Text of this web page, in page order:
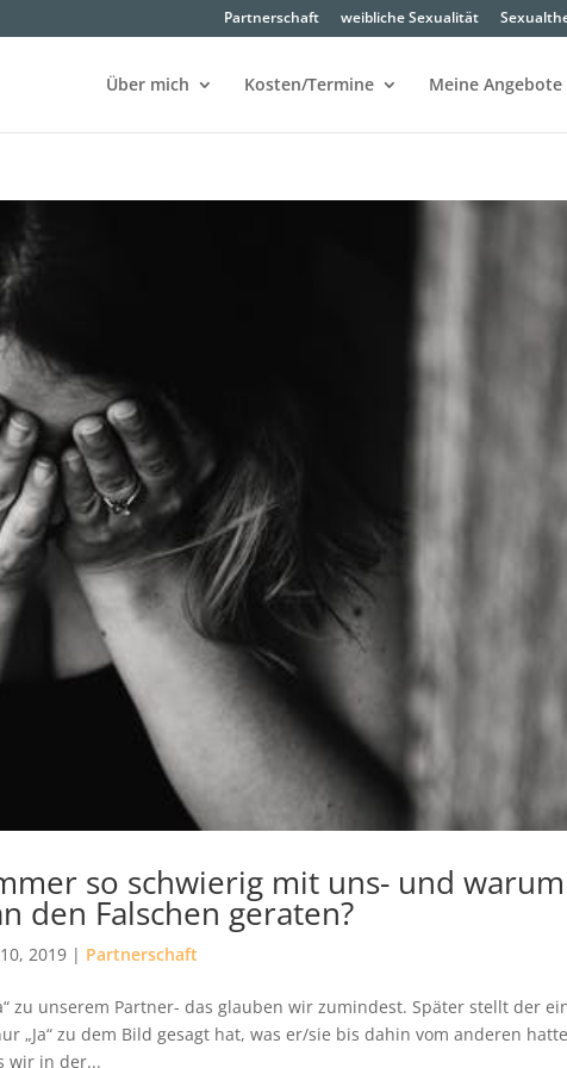
Partnerschaft weibliche Sexualität
Über mich Kosten/Termine Meine Angebote
so schwierig mit uns- und
den Falschen geraten?
2019 | Partnerschaft
zu unserem Partner- das glauben wir zumindest. Später stellt der
„Ja“ zu dem Bild gesagt hat, was er/sie bis dahin vom anderen
wir in der...